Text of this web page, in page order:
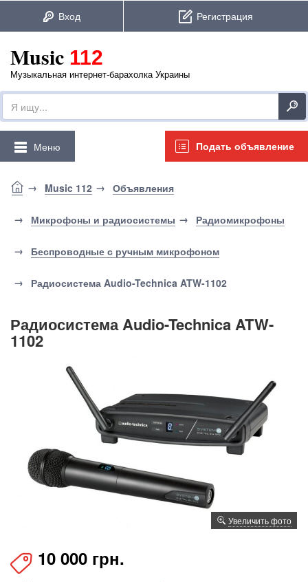
Music 112
Музыкальная интернет-барахолка Украины
Подать объявление
Меню
Music 112 Объявления
Микрофоны и радиосистемы Радиомикрофоны
Беспроводные с ручным микрофоном
Радиосистема Audio-Technica ATW-1102
Радиосистема Audio-Technica ATW-
1102
Увеличить фото
10 000 грн.